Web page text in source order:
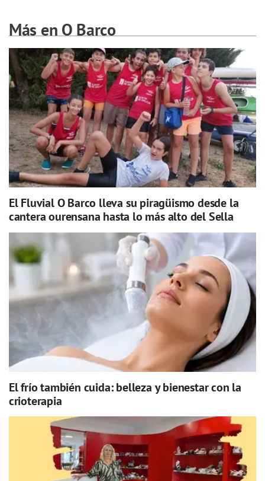
Más en O Barco
El Fluvial O Barco lleva su piragüismo desde la
cantera ourensana hasta lo más alto del Sella
El frío también cuida: belleza y bienestar con la
crioterapia